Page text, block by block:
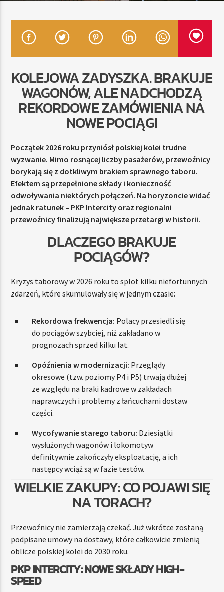
TERAZ
RADIO STREFA MUZY
Radio Strefa Muzy
KOLEJOWA ZADYSZKA. BRAKUJE
WAGONÓW, ALE NADCHODZĄ
REKORDOWE ZAMÓWIENIA NA
NOWE POCIĄGI
Początek 2026 roku przyniósł polskiej kolei trudne
wyzwanie. Mimo rosnącej liczby pasażerów, przewoźnicy
borykają się z dotkliwym brakiem sprawnego taboru.
Efektem są przepełnione składy i konieczność
odwoływania niektórych połączeń. Na horyzoncie widać
jednak ratunek – PKP Intercity oraz regionalni
przewoźnicy finalizują największe przetargi w historii.
DLACZEGO BRAKUJE
POCIĄGÓW?
Kryzys taborowy w 2026 roku to splot kilku niefortunnych
zdarzeń, które skumulowały się w jednym czasie:
Rekordowa frekwencja: Polacy przesiedli się
do pociągów szybciej, niż zakładano w
prognozach sprzed kilku lat.
Opóźnienia w modernizacji: Przeglądy
okresowe (tzw. poziomy P4 i P5) trwają dłużej
ze względu na braki kadrowe w zakładach
naprawczych i problemy z łańcuchami dostaw
części.
Wycofywanie starego taboru: Dziesiątki
wysłużonych wagonów i lokomotyw
definitywnie zakończyły eksploatację, a ich
następcy wciąż są w fazie testów.
WIELKIE ZAKUPY: CO POJAWI SIĘ
NA TORACH?
Przewoźnicy nie zamierzają czekać. Już wkrótce zostaną
podpisane umowy na dostawy, które całkowicie zmienią
oblicze polskiej kolei do 2030 roku.
PKP INTERCITY: NOWE SKŁADY HIGH-
SPEED